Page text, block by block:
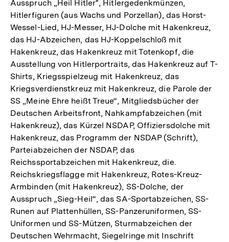
Ausspruch „Heil Hitler", Hitlergedenkmünzen,
Hitlerfiguren (aus Wachs und Porzellan), das Horst-
Wessel-Lied, HJ-Messer, HJ-Dolche mit Hakenkreuz,
das HJ-Abzeichen, das HJ-Koppelschloß mit
Hakenkreuz, das Hakenkreuz mit Totenkopf, die
Ausstellung von Hitlerportraits, das Hakenkreuz auf T-
Shirts, Kriegsspielzeug mit Hakenkreuz, das
Kriegsverdienstkreuz mit Hakenkreuz, die Parole der
SS „Meine Ehre heißt Treue“, Mitgliedsbücher der
Deutschen Arbeitsfront, Nahkampfabzeichen (mit
Hakenkreuz), das Kürzel NSDAP, Offiziersdolche mit
Hakenkreuz, das Programm der NSDAP (Schrift),
Parteiabzeichen der NSDAP, das
Reichssportabzeichen mit Hakenkreuz, die.
Reichskriegsflagge mit Hakenkreuz, Rotes-Kreuz-
Armbinden (mit Hakenkreuz), SS-Dolche, der
Ausspruch „Sieg-Heil“, das SA-Sportabzeichen, SS-
Runen auf Plattenhüllen, SS-Panzeruniformen, SS-
Uniformen und SS-Mützen, Sturmabzeichen der
Deutschen Wehrmacht, Siegelringe mit Inschrift